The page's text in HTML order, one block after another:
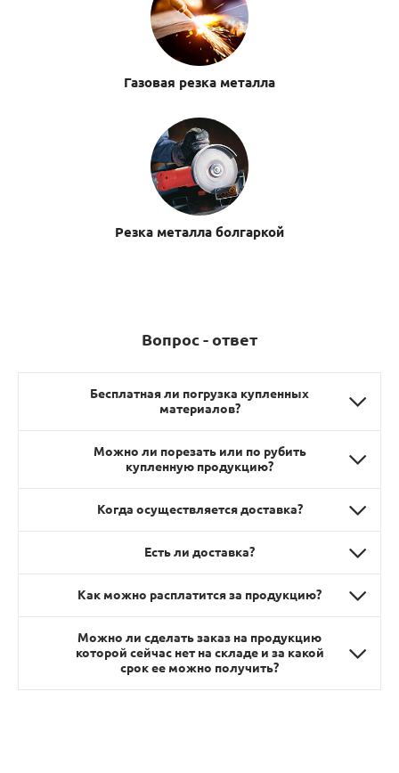
Газовая резка металла
Резка металла болгаркой
Вопрос - ответ
Бесплатная ли погрузка купленных
материалов?
Можно ли порезать или по рубить
купленную продукцию?
Когда осуществляется доставка?
Есть ли доставка?
Как можно расплатится за продукцию?
Можно ли сделать заказ на продукцию
которой сейчас нет на складе и за какой
срок ее можно получить?